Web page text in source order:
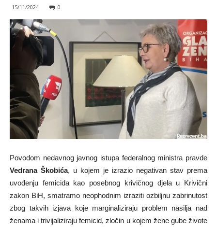
15/11/2024 0
Povodom nedavnog javnog istupa federalnog ministra pravde
Vedrana Škobića, u kojem je izrazio negativan stav prema
uvođenju femicida kao posebnog krivičnog djela u Krivični
zakon BiH, smatramo neophodnim izraziti ozbiljnu zabrinutost
zbog takvih izjava koje marginaliziraju problem nasilja nad
ženama i trivijaliziraju femicid, zločin u kojem žene gube živote